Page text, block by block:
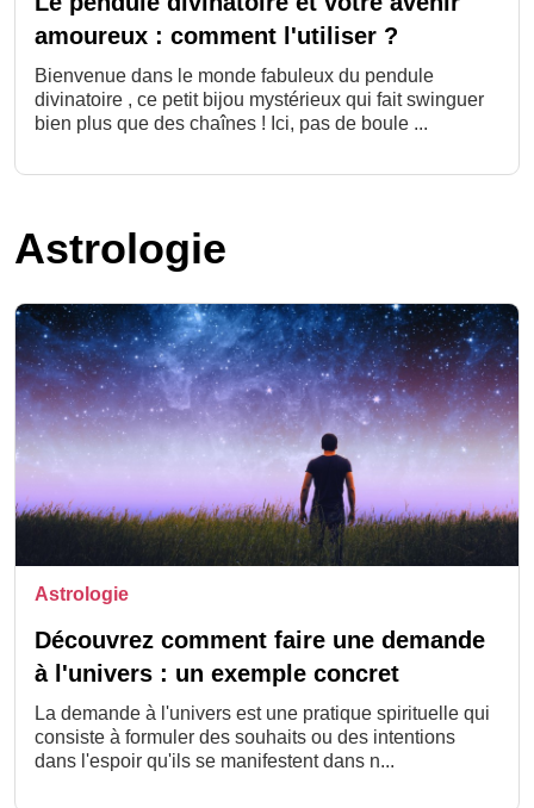
amoureux : comment l'utiliser ?
Bienvenue dans le monde fabuleux du pendule
divinatoire , ce petit bijou mystérieux qui fait swinguer
bien plus que des chaînes ! Ici, pas de boule ...
Astrologie
Astrologie
Découvrez comment faire une demande
à l'univers : un exemple concret
La demande à l'univers est une pratique spirituelle qui
consiste à formuler des souhaits ou des intentions
dans l'espoir qu'ils se manifestent dans n...